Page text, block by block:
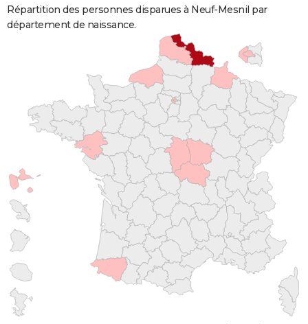
Répartition des personnes disparues à Neuf-Mesnil par
département de naissance.